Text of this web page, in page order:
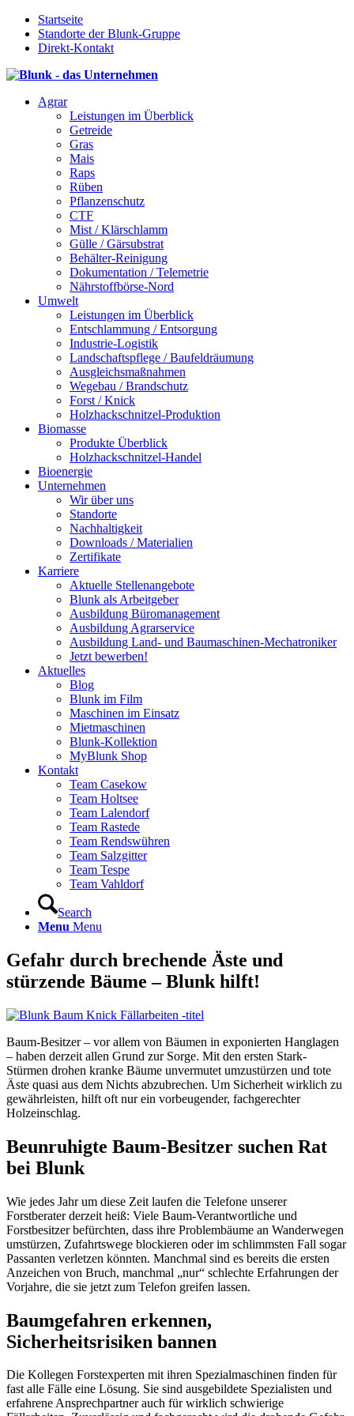
Startseite
Standorte der Blunk-Gruppe
Direkt-Kontakt
Agrar
Leistungen im Überblick
Getreide
Gras
Mais
Raps
Rüben
Pflanzenschutz
CTF
Mist / Klärschlamm
Gülle / Gärsubstrat
Behälter-Reinigung
Dokumentation / Telemetrie
Nährstoffbörse-Nord
Umwelt
Leistungen im Überblick
Entschlammung / Entsorgung
Industrie-Logistik
Landschaftspflege / Baufeldräumung
Ausgleichsmaßnahmen
Wegebau / Brandschutz
Forst / Knick
Holzhackschnitzel-Produktion
Biomasse
Produkte Überblick
Holzhackschnitzel-Handel
Bioenergie
Unternehmen
Wir über uns
Standorte
Nachhaltigkeit
Downloads / Materialien
Zertifikate
Karriere
Aktuelle Stellenangebote
Blunk als Arbeitgeber
Ausbildung Büromanagement
Ausbildung Agrarservice
Ausbildung Land- und Baumaschinen-Mechatroniker
Jetzt bewerben!
Aktuelles
Blog
Blunk im Film
Maschinen im Einsatz
Mietmaschinen
Blunk-Kollektion
MyBlunk Shop
Kontakt
Team Casekow
Team Holtsee
Team Lalendorf
Team Rastede
Team Rendswühren
Team Salzgitter
Team Tespe
Team Vahldorf
Search
Menu Menu
Gefahr durch brechende Äste und
stürzende Bäume – Blunk hilft!
Baum-Besitzer – vor allem von Bäumen in exponierten Hanglagen
– haben derzeit allen Grund zur Sorge. Mit den ersten Stark-
Stürmen drohen kranke Bäume unvermutet umzustürzen und tote
Äste quasi aus dem Nichts abzubrechen. Um Sicherheit wirklich zu
gewährleisten, hilft oft nur ein vorbeugender, fachgerechter
Holzeinschlag.
Beunruhigte Baum-Besitzer suchen Rat
bei Blunk
Wie jedes Jahr um diese Zeit laufen die Telefone unserer
Forstberater derzeit heiß: Viele Baum-Verantwortliche und
Forstbesitzer befürchten, dass ihre Problembäume an Wanderwegen
umstürzen, Zufahrtswege blockieren oder im schlimmsten Fall sogar
Passanten verletzen könnten. Manchmal sind es bereits die ersten
Anzeichen von Bruch, manchmal „nur“ schlechte Erfahrungen der
Vorjahre, die sie jetzt zum Telefon greifen lassen.
Baumgefahren erkennen,
Sicherheitsrisiken bannen
Die Kollegen Forstexperten mit ihren Spezialmaschinen finden für
fast alle Fälle eine Lösung. Sie sind ausgebildete Spezialisten und
erfahrene Ansprechpartner auch für wirklich schwierige